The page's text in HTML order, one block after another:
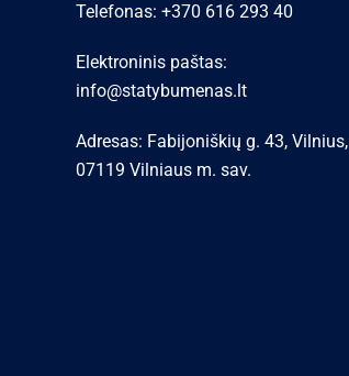
Telefonas: +370 616 293 40
Elektroninis paštas:
info@statybumenas.lt
Adresas: Fabijoniškių g. 43, Vilnius,
07119 Vilniaus m. sav.